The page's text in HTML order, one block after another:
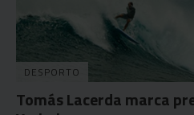
DESPORTO
Tomás Lacerda marca